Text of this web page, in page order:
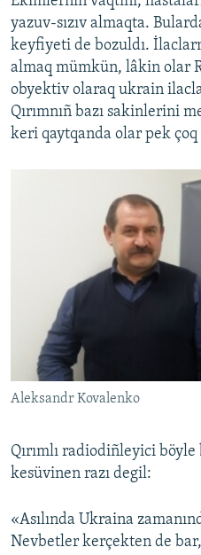
yazuv-sızıv almaqta.
keyfiyeti de bozuldı.
almaq mümkün, lâkin olar
obyektiv olaraq ukrain
Qırımnıñ bazı sakinlerini
keri qaytqanda olar pek çoq
Aleksandr Kovalenko
Qırımlı radiodiñleyici
kesüvinen razı degil:
«Asılında Ukraina
Nevbetler kerçekten de